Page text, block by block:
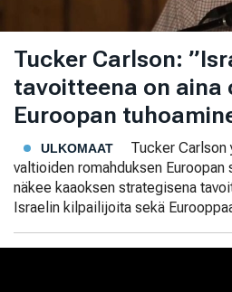
Tucker Carlson:
tavoitteena on aina
Euroopan
ULKOMAAT
Tucker Carlson
valtioiden romahduksen
näkee kaaoksen strategisena
Israelin kilpailijoita sekä